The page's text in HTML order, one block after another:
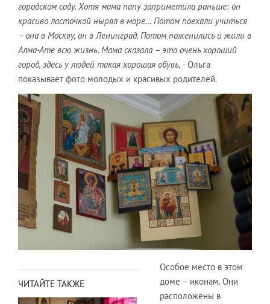
городском саду. Хотя мама папу заприметила раньше: он
красиво ласточкой нырял в море… Потом поехали учиться
– она в Москву, он в Ленинград. Потом поженились и жили в
Алма-Ате всю жизнь. Мама сказала – это очень хороший
город, здесь у людей такая хорошая обувь, - Ольга
показывает фото молодых и красивых родителей.
ЧИТАЙТЕ ТАКЖЕ
Особое место в этом
доме – иконам. Они
расположены в